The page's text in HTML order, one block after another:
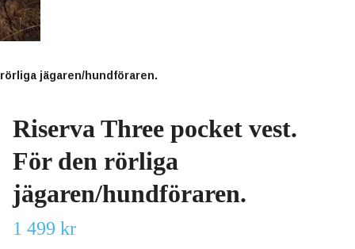
jägaren/hundföraren.
Riserva Three pocket vest.
För den rörliga
jägaren/hundföraren.
1 499 kr